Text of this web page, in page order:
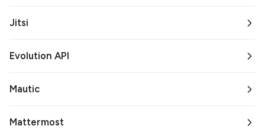
Jitsi
Evolution API
Mautic
Mattermost